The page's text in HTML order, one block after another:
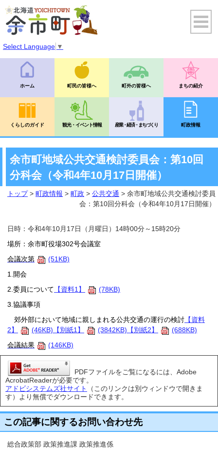
Select Language ▼
ホーム 町民の皆様へ 町外の皆様へ まちの紹介
くらしのガイド 観光・イベント情報 産業・経済・まちづくり 町政情報
余市町地域公共交通検討委員会：第10回
分科会（令和4年10月17日開催）
トップ> 町政情報 > 町政 > 公共交通 > 余市町地域公共交通検討委員
会：第10回分科会（令和4年10月17日開催）
日時：令和4年10月17日（月曜日）14時00分～15時20分
場所：余市町役場302号会議室
会議次第
(51KB)
1.開会
2.委員について 【資料1】
(78KB)
3.協議事項
郊外部において地域に親しまれる公共交通の運行の検討 【資料
2】
(46KB) 【別紙1】 (3842KB) 【別紙2】
(688KB)
会議結果
(146KB)
PDFファイルをご覧になるには、Adobe
AcrobatReaderが必要です。
アドビシステムズ社サイト
（このリンクは別ウィンドウで開きま
す）より無償でダウンロードできます。
この記事に関するお問い合わせ先
総合政策部 政策推進課 政策推進係